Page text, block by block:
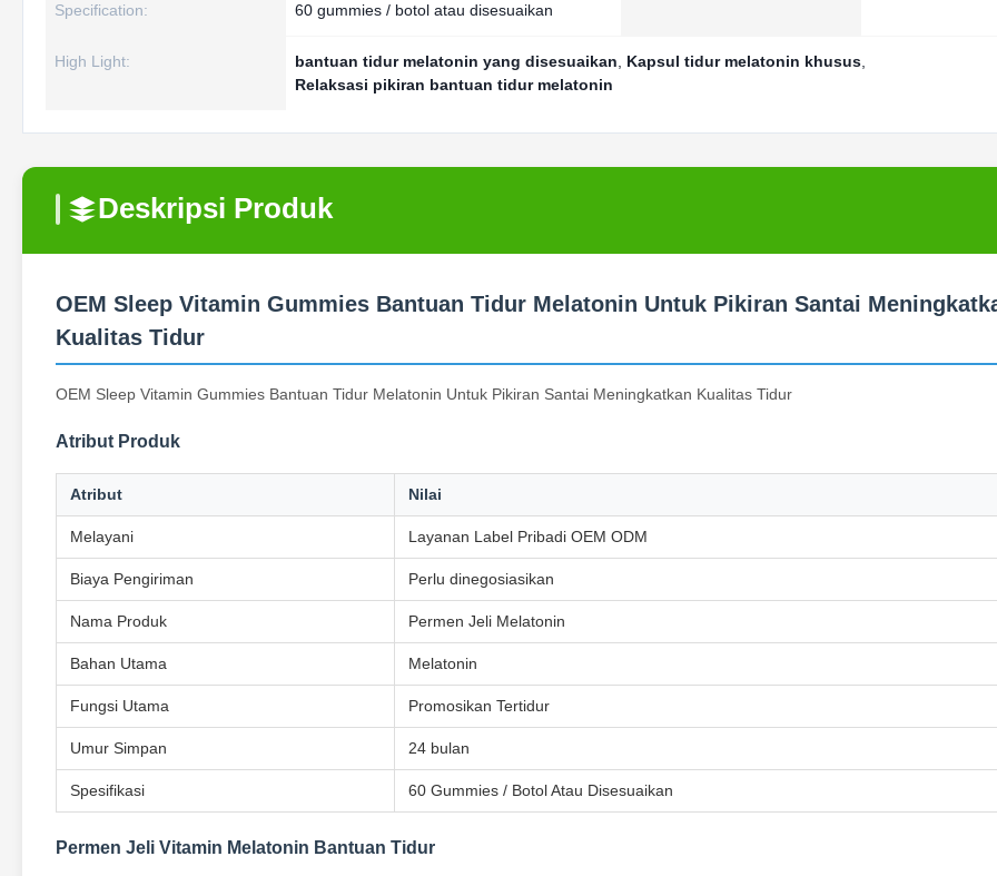
Specification: 60 gummies / botol atau disesuaikan
High Light: bantuan tidur melatonin yang disesuaikan Kapsul tidur melatonin khusus
Relaksasi pikiran bantuan tidur melatonin
Deskripsi Produk
OEM Sleep Vitamin Gummies Bantuan Tidur Melatonin Untuk Pikiran Santai
Kualitas Tidur
OEM Sleep Vitamin Gummies Bantuan Tidur Melatonin Untuk Pikiran Santai Meningkatkan Kualitas Tidur
Atribut Produk
Atribut Nilai
Melayani Layanan Label Pribadi OEM ODM
Biaya Pengiriman Perlu dinegosiasikan
Nama Produk Permen Jeli Melatonin
Bahan Utama Melatonin
Fungsi Utama Promosikan Tertidur
Umur Simpan 24 bulan
Spesifikasi 60 Gummies / Botol Atau Disesuaikan
Permen Jeli Vitamin Melatonin Bantuan Tidur